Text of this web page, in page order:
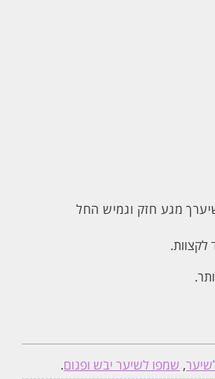
מגע חזק וגמיש החל
, שמפו לשיער יבש ופגום.